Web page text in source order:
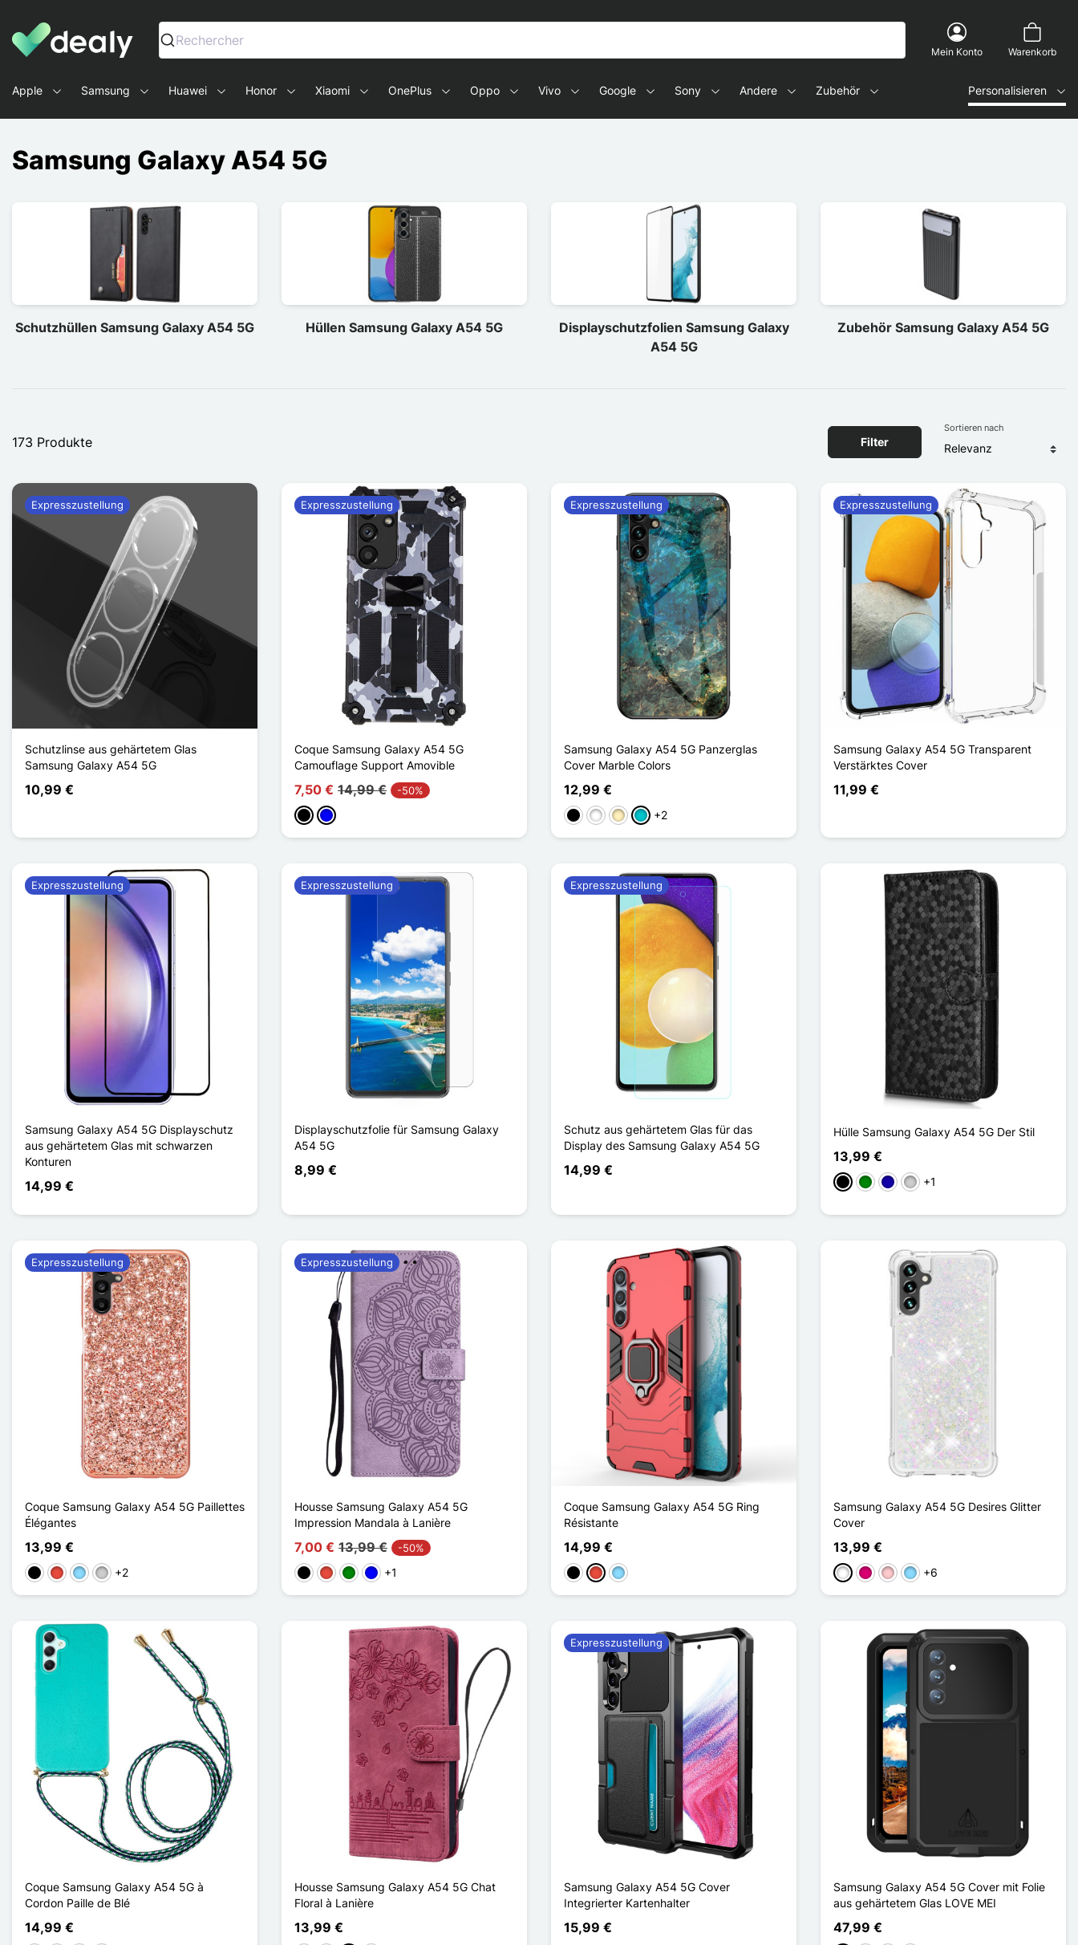
Dealy - Hüllen und Zubehör für Smartphones und Tablets
Rechercher
Mein Konto Warenkorb
Apple Samsung Huawei Honor Xiaomi OnePlus Oppo Vivo Google Sony Andere Zubehör Personalisieren
Samsung Galaxy A54 5G
Schutzhüllen Samsung Galaxy A54 5G Hüllen Samsung Galaxy A54 5G
Displayschutzfolien Samsung Galaxy
A54 5G
Zubehör Samsung Galaxy A54 5G
173 Produkte Filter
Sortieren nach
Schutzlinse aus gehärtetem Glas
Samsung Galaxy A54 5G
10,99 €
Expresszustellung
Coque Samsung Galaxy A54 5G
Camouflage Support Amovible
7,50 € 14,99 € -50%
Schwarz
Blau
Expresszustellung
Samsung Galaxy A54 5G Panzerglas
Cover Marble Colors
12,99 €
Schwarz
WeißGoldenTürkis
+2
Expresszustellung
Samsung Galaxy A54 5G Transparent
Verstärktes Cover
11,99 €
Expresszustellung
Samsung Galaxy A54 5G Displayschutz
aus gehärtetem Glas mit schwarzen
Konturen
14,99 €
Expresszustellung
Displayschutzfolie für Samsung Galaxy
A54 5G
8,99 €
Expresszustellung
Schutz aus gehärtetem Glas für das
Display des Samsung Galaxy A54 5G
14,99 €
Expresszustellung
Hülle Samsung Galaxy A54 5G Der Stil
13,99 €
Schwarz
GrünDunkelblau
Silber
+1
Coque Samsung Galaxy A54 5G Paillettes
Élégantes
13,99 €
Schwarz
Rot HellblauSilber
+2
Expresszustellung
Housse Samsung Galaxy A54 5G
Impression Mandala à Lanière
7,00 € 13,99 € -50%
Schwarz
Rot GrünBlau+1
Expresszustellung
Coque Samsung Galaxy A54 5G Ring
Résistante
14,99 €
Schwarz
Rot Hellblau
Samsung Galaxy A54 5G Desires Glitter
Cover
13,99 €
WeißMagenta
PinkHellblau
+6
Coque Samsung Galaxy A54 5G à
Cordon Paille de Blé
14,99 €
Housse Samsung Galaxy A54 5G Chat
Floral à Lanière
13,99 €
Samsung Galaxy A54 5G Cover
Integrierter Kartenhalter
15,99 €
Expresszustellung
Samsung Galaxy A54 5G Cover mit Folie
aus gehärtetem Glas LOVE MEI
47,99 €